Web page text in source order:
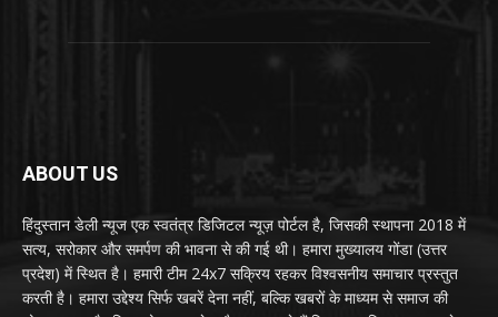
ABOUT US
हिंदुस्तान डेली न्यूज एक स्वतंत्र डिजिटल न्यूज़ पोर्टल है, जिसकी स्थापना 2018 में
सत्य, सरोकार और समर्पण की भावना से की गई थी। हमारा मुख्यालय गोंडा (उत्तर
प्रदेश) में स्थित है। हमारी टीम 24x7 सक्रिय रहकर विश्वसनीय समाचार प्रस्तुत
करती है। हमारा उद्देश्य सिर्फ खबरें देना नहीं, बल्कि खबरों के माध्यम से समाज की